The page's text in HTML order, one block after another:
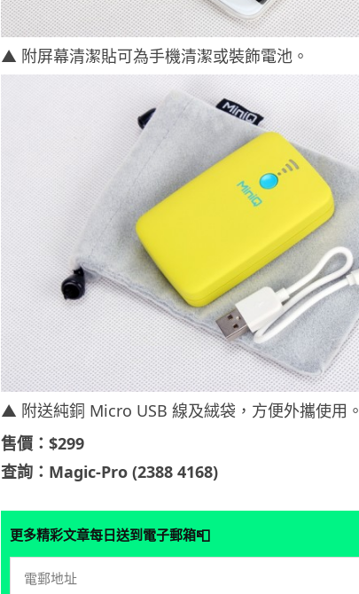
▲ 附屏幕清潔貼可為手機清潔或裝飾電池。
▲ 附送純銅 Micro USB 線及絨袋，方便外攜使用。
售價：$299
查詢：Magic-Pro (2388 4168)
更多精彩文章每日送到電子郵箱📮